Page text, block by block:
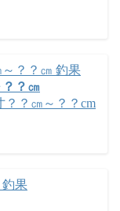
釣果
？㎝
？㎝～？？cm
釣果